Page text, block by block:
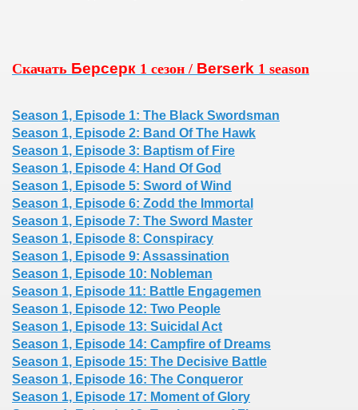
Скачать Берсерк 1 сезон / Berserk 1 season
Season 1, Episode 1: The Black Swordsman
Season 1, Episode 2: Band Of The Hawk
Season 1, Episode 3: Baptism of Fire
Season 1, Episode 4: Hand Of God
Season 1, Episode 5: Sword of Wind
Season 1, Episode 6: Zodd the Immortal
Season 1, Episode 7: The Sword Master
Season 1, Episode 8: Conspiracy
Season 1, Episode 9: Assassination
Season 1, Episode 10: Nobleman
Season 1, Episode 11: Battle Engagemen
Season 1, Episode 12: Two People
Season 1, Episode 13: Suicidal Act
Season 1, Episode 14: Campfire of Dreams
Season 1, Episode 15: The Decisive Battle
Season 1, Episode 16: The Conqueror
Season 1, Episode 17: Moment of Glory